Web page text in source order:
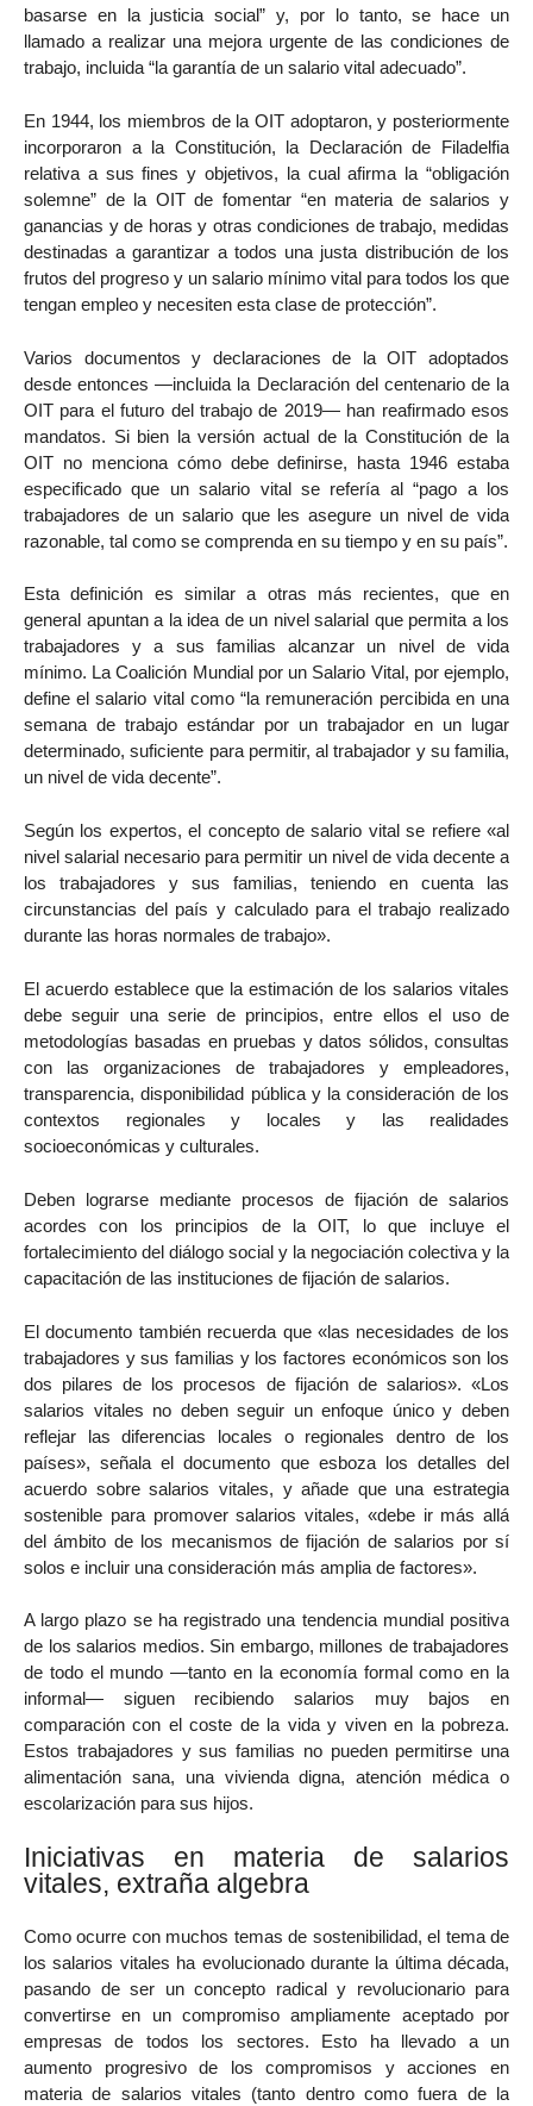
basarse en la justicia social” y, por lo tanto, se hace un
llamado a realizar una mejora urgente de las condiciones de
trabajo, incluida “la garantía de un salario vital adecuado”.
En 1944, los miembros de la OIT adoptaron, y posteriormente
incorporaron a la Constitución, la Declaración de Filadelfia
relativa a sus fines y objetivos, la cual afirma la “obligación
solemne” de la OIT de fomentar “en materia de salarios y
ganancias y de horas y otras condiciones de trabajo, medidas
destinadas a garantizar a todos una justa distribución de los
frutos del progreso y un salario mínimo vital para todos los que
tengan empleo y necesiten esta clase de protección”.
Varios documentos y declaraciones de la OIT adoptados
desde entonces —incluida la Declaración del centenario de la
OIT para el futuro del trabajo de 2019— han reafirmado esos
mandatos. Si bien la versión actual de la Constitución de la
OIT no menciona cómo debe definirse, hasta 1946 estaba
especificado que un salario vital se refería al “pago a los
trabajadores de un salario que les asegure un nivel de vida
razonable, tal como se comprenda en su tiempo y en su país”.
Esta definición es similar a otras más recientes, que en
general apuntan a la idea de un nivel salarial que permita a los
trabajadores y a sus familias alcanzar un nivel de vida
mínimo. La Coalición Mundial por un Salario Vital, por ejemplo,
define el salario vital como “la remuneración percibida en una
semana de trabajo estándar por un trabajador en un lugar
determinado, suficiente para permitir, al trabajador y su familia,
un nivel de vida decente”.
Según los expertos, el concepto de salario vital se refiere «al
nivel salarial necesario para permitir un nivel de vida decente a
los trabajadores y sus familias, teniendo en cuenta las
circunstancias del país y calculado para el trabajo realizado
durante las horas normales de trabajo».
El acuerdo establece que la estimación de los salarios vitales
debe seguir una serie de principios, entre ellos el uso de
metodologías basadas en pruebas y datos sólidos, consultas
con las organizaciones de trabajadores y empleadores,
transparencia, disponibilidad pública y la consideración de los
contextos regionales y locales y las realidades
socioeconómicas y culturales.
Deben lograrse mediante procesos de fijación de salarios
acordes con los principios de la OIT, lo que incluye el
fortalecimiento del diálogo social y la negociación colectiva y la
capacitación de las instituciones de fijación de salarios.
El documento también recuerda que «las necesidades de los
trabajadores y sus familias y los factores económicos son los
dos pilares de los procesos de fijación de salarios». «Los
salarios vitales no deben seguir un enfoque único y deben
reflejar las diferencias locales o regionales dentro de los
países», señala el documento que esboza los detalles del
acuerdo sobre salarios vitales, y añade que una estrategia
sostenible para promover salarios vitales, «debe ir más allá
del ámbito de los mecanismos de fijación de salarios por sí
solos e incluir una consideración más amplia de factores».
A largo plazo se ha registrado una tendencia mundial positiva
de los salarios medios. Sin embargo, millones de trabajadores
de todo el mundo —tanto en la economía formal como en la
informal— siguen recibiendo salarios muy bajos en
comparación con el coste de la vida y viven en la pobreza.
Estos trabajadores y sus familias no pueden permitirse una
alimentación sana, una vivienda digna, atención médica o
escolarización para sus hijos.
Iniciativas en materia de salarios
vitales, extraña algebra
Como ocurre con muchos temas de sostenibilidad, el tema de
los salarios vitales ha evolucionado durante la última década,
pasando de ser un concepto radical y revolucionario para
convertirse en un compromiso ampliamente aceptado por
empresas de todos los sectores. Esto ha llevado a un
aumento progresivo de los compromisos y acciones en
materia de salarios vitales (tanto dentro como fuera de la